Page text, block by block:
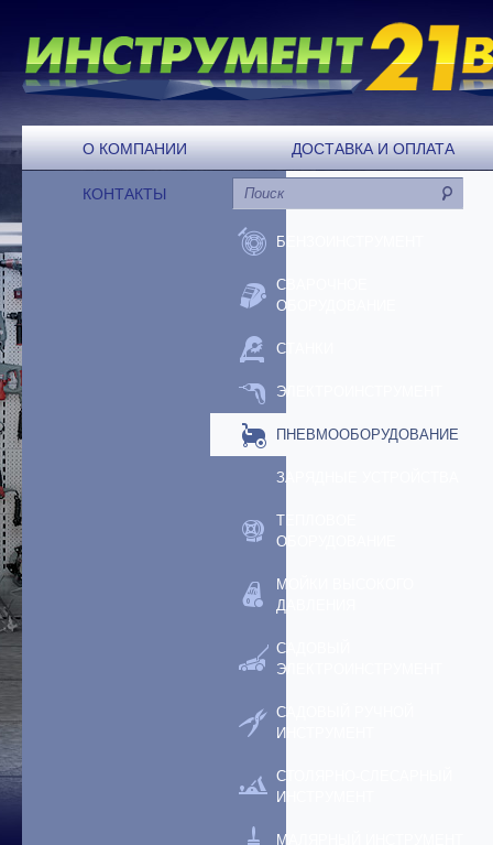
О КОМПАНИИ ДОСТАВКА И ОПЛАТА
КОНТАКТЫ
БЕНЗОИНСТРУМЕНТ
СВАРОЧНОЕ
ОБОРУДОВАНИЕ
СТАНКИ
ЭЛЕКТРОИНСТРУМЕНТ
ПНЕВМООБОРУДОВАНИЕ
ЗАРЯДНЫЕ УСТРОЙСТВА
ТЕПЛОВОЕ
ОБОРУДОВАНИЕ
МОЙКИ ВЫСОКОГО
ДАВЛЕНИЯ
САДОВЫЙ
ЭЛЕКТРОИНСТРУМЕНТ
САДОВЫЙ РУЧНОЙ
ИНСТРУМЕНТ
СТОЛЯРНО-СЛЕСАРНЫЙ
ИНСТРУМЕНТ
МАЛЯРНЫЙ ИНСТРУМЕНТ